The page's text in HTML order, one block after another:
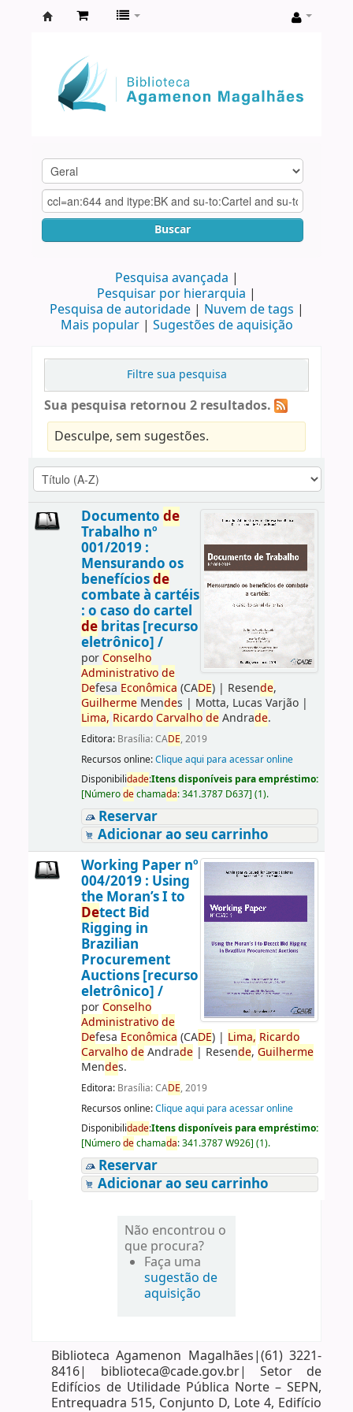
Agamenon
Magalhães
Buscar
Pesquisa avançada
Pesquisar por hierarquia
Pesquisa de autoridade
Nuvem de tags
Mais popular
Sugestões de aquisição
Filtre sua pesquisa
Sua pesquisa retornou 2 resultados.
Desculpe, sem sugestões.
Documento de
Trabalho nº
001/2019 :
Mensurando os
benefíciosde
combate à cartéis
: o caso do cartel
debritas [recurso
eletrônico] /
porConselho
Administrativo de
Defesa Econômica (CADE)| Resende,
GuilhermeMendes | Motta, Lucas Varjão|
Lima, Ricardo Carvalho deAndrade.
Editora: Brasília: CADE, 2019
Recursos online:Clique aqui para acessar online
Disponibilidade:Itens disponíveis para empréstimo:
[Númerodechamada:341.3787 D637] (1).
Reservar
Adicionar ao seu carrinho
Working Paper nº
004/2019 : Using
the Moran’s I to
Detect Bid
Rigging in
Brazilian
Procurement
Auctions [recurso
eletrônico] /
porConselho
Administrativo de
Defesa Econômica (CADE)| Lima, Ricardo
Carvalho deAndrade| Resende, Guilherme
Mendes.
Editora: Brasília: CADE, 2019
Recursos online:Clique aqui para acessar online
Disponibilidade:Itens disponíveis para empréstimo:
[Númerodechamada:341.3787 W926] (1).
Reservar
Adicionar ao seu carrinho
Não encontrou o
que procura?
Faça uma
sugestão de
aquisição
Biblioteca Agamenon Magalhães|(61) 3221-
8416| biblioteca@cade.gov.br| Setor de
Edifícios de Utilidade Pública Norte – SEPN,
Entrequadra 515, Conjunto D, Lote 4, Edifício